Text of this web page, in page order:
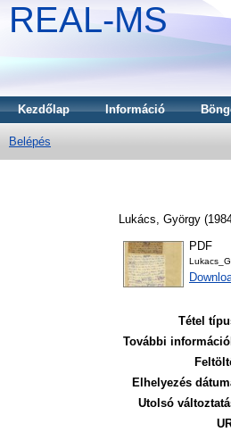
REAL-MS
Kezdőlap Információ
Belépés
Lukács, György
PDF
Tétel
További
Elhelyezés
Utolsó